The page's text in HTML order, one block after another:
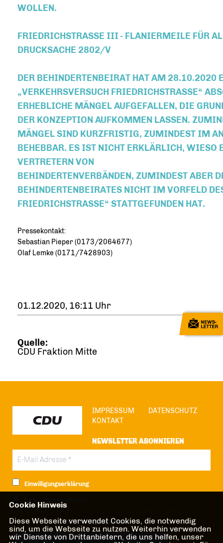
WOLLEN.
FRIEDRICHSTRASSE III - FLANIERMEILE FÜR
RUCKSACHE 2802/V
DER BEHINDERTENBEIRAT HAT AM 28.10.2020
VERKEHRSVERSUCH FRIEDRICHSTRASSE“
RHEBLICHE MÄNGEL AUFGEFALLEN, DIE
ER KONZEPTION AUFKOMMEN LASSEN.
ÄNGEL SIND KURZFRISTIG, ZUMINDEST IM
EHEBBAR. ES IST NICHT ERKLÄRLICH, WIESO
ERTRETERN VON
BEHINDERTENVERBÄNDEN, ZUMINDEST ABER
BEHINDERTENBEIRATES NICHT IM VORFELD
FRIEDRICHSTRASSE“ STATTGEFUNDEN HAT.
Pressekontakt:
Sebastian Pieper (0173/2064677)
Olaf Lemke (0171/7428903)
01.12.2020, 16:11 Uhr
Quelle:
CDU Fraktion Mitte
IMPRESSUM
DATENSCHUTZ
KONTAKT
NEWSLETTER ABONNIEREN
Einwilligungserklärung
der nachfolgenden Datenschutzerklärung.*
Anti-Roboter-Verifizierung
Cookie Hinweis
Diese Webseite verwendet Cookies, die notwendig
sind, um die Webseite zu nutzen. Weiterhin verwenden
wir Dienste von Drittanbietern, die uns helfen, unser